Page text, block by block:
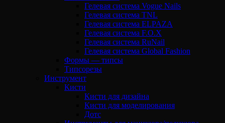
Гелевая система Vogue Nails
Гелевая система TNL
Гелевая система ELPAZA
Гелевая система F.O.X
Гелевая система RuNail
Гелевая система Global Fashion
Формы — типсы
Типсорезы
Инструмент
Кисти
Кисти для дизайна
Кисти для моделирования
Дотс